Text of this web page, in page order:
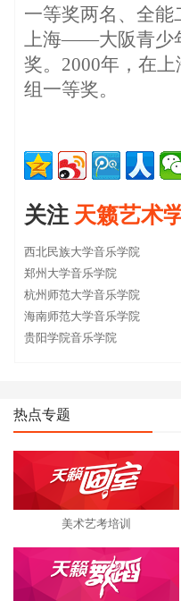
一等奖两名、全能
上海——大阪青少
奖。2000年，在
组一等奖。
关注 天籁艺术
西北民族大学音乐学院
郑州大学音乐学院
杭州师范大学音乐学院
海南师范大学音乐学院
贵阳学院音乐学院
热点专题
美术艺考培训